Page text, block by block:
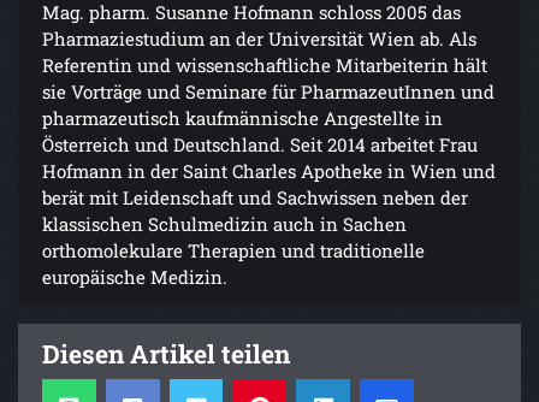
Mag. pharm. Susanne Hofmann schloss 2005 das
Pharmaziestudium an der Universität Wien ab. Als
Referentin und wissenschaftliche Mitarbeiterin hält
sie Vorträge und Seminare für PharmazeutInnen und
pharmazeutisch kaufmännische Angestellte in
Österreich und Deutschland. Seit 2014 arbeitet Frau
Hofmann in der Saint Charles Apotheke in Wien und
berät mit Leidenschaft und Sachwissen neben der
klassischen Schulmedizin auch in Sachen
orthomolekulare Therapien und traditionelle
europäische Medizin.
Diesen Artikel teilen